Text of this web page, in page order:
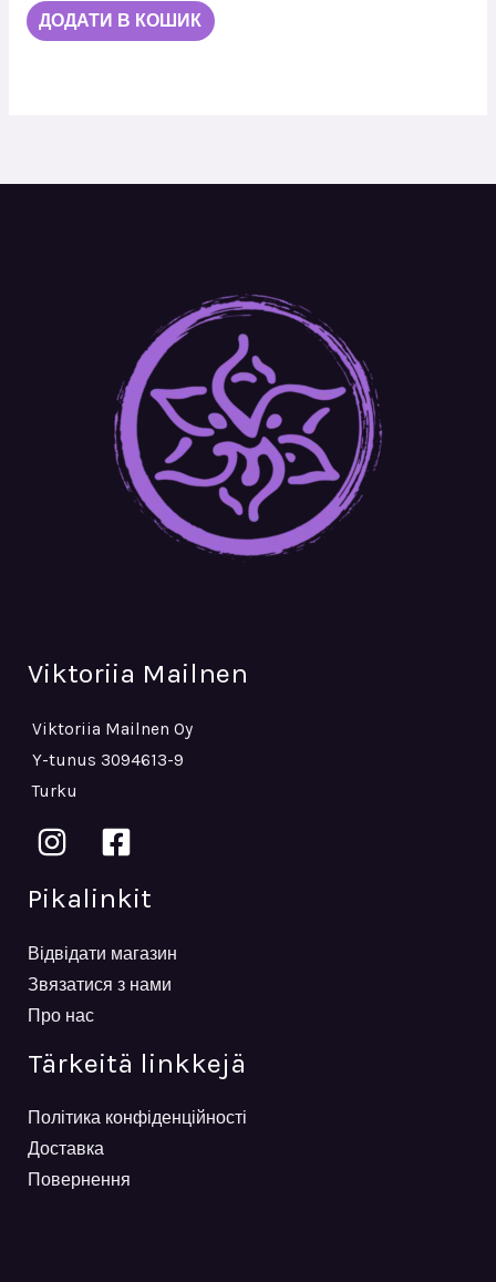
ДОДАТИ В КОШИК
Viktoriia Mailnen
Viktoriia Mailnen Oy
Y-tunus 3094613-9
Turku
Pikalinkit
Відвідати магазин
Звязатися з нами
Про нас
Tärkeitä linkkejä
Політика конфіденційності
Доставка
Повернення